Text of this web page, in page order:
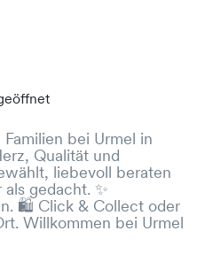
bei Urmel in
Qualität und
liebevoll beraten
gedacht. ✨
🛍️ Click & Collect oder
Willkommen bei Urmel